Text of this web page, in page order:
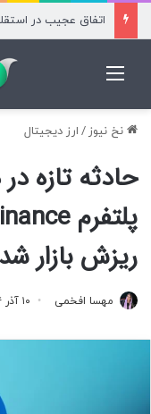
نخ نیوز / ارز دیجیتال
حادثه تازه
ریزش بازار شد
مهسا افخمی ۱۰ آذر ۱۴۰۴